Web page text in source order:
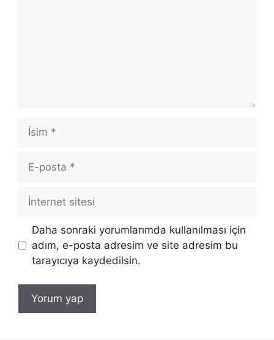
İsim
posta
İnternet
Daha sonraki yorumlarımda kullanılması için
adım, e-posta adresim ve site adresim bu
tarayıcıya kaydedilsin.